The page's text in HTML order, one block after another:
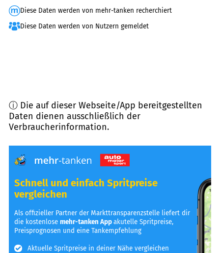
Diese Daten werden von mehr-tanken recherchiert
Diese Daten werden von Nutzern gemeldet
ⓘ Die auf dieser Webseite/App bereitgestellten
Daten dienen ausschließlich der
Verbraucherinformation.
Schnell und einfach Spritpreise
vergleichen
Als offizieller Partner der Markttransparenzstelle liefert dir
die kostenlosemehr-tanken Appakutelle Spritpreise,
Preisprognosen und eine Tankempfehlung
Aktuelle Spritpreise in deiner Nähe vergleichen